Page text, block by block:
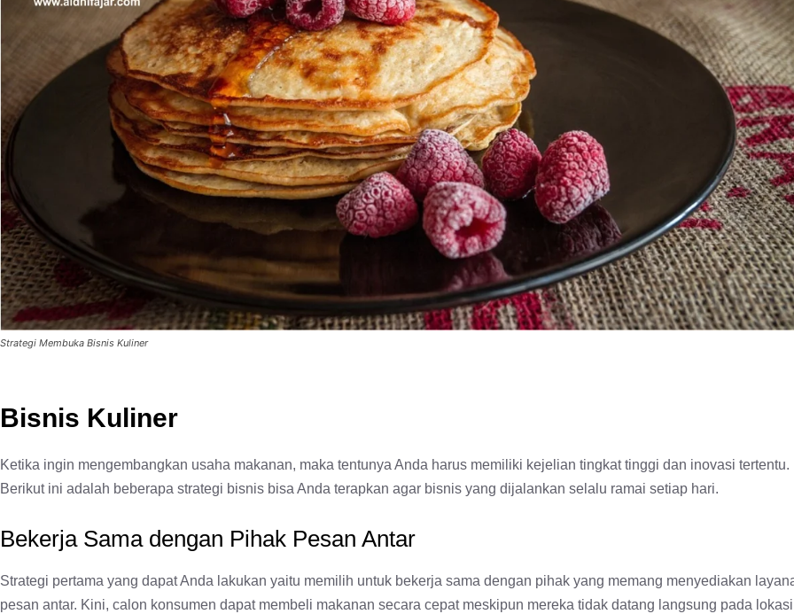
Strategi Membuka Bisnis Kuliner
Bisnis Kuliner
Ketika ingin mengembangkan usaha makanan, maka tentunya Anda harus memiliki kejelian tingkat tinggi dan inovasi tertentu.
Berikut ini adalah beberapa strategi bisnis bisa Anda terapkan agar bisnis yang dijalankan selalu ramai setiap hari.
Bekerja Sama dengan Pihak Pesan Antar
Strategi pertama yang dapat Anda lakukan yaitu memilih untuk bekerja sama dengan pihak yang memang menyediakan
pesan antar. Kini, calon konsumen dapat membeli makanan secara cepat meskipun mereka tidak datang langsung pada lokasi